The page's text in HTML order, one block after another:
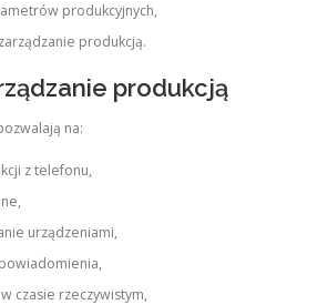
produkcyjnych,
produkcją.
produkcją
na:
z telefonu,
urządzeniami,
czasie rzeczywistym,